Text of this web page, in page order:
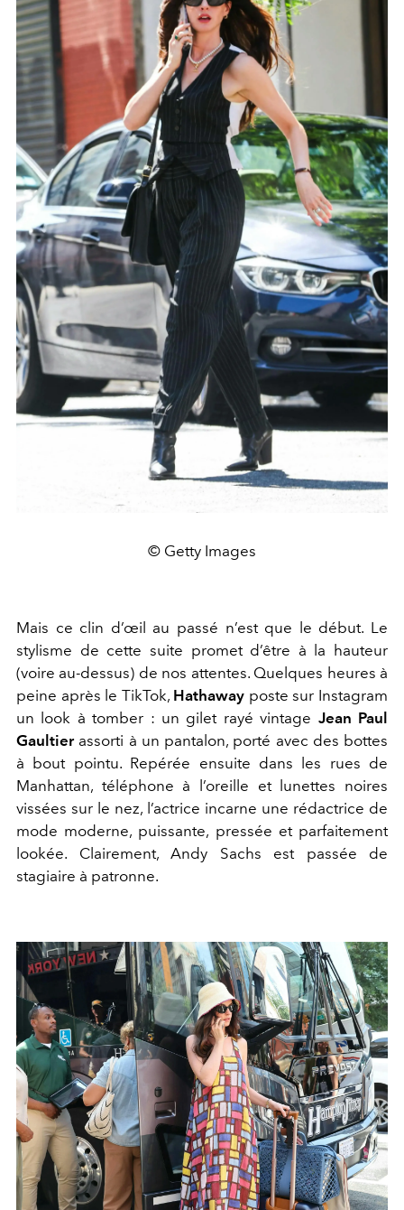
© Getty Images
Mais ce clin d’œil au passé n’est que le début. Le
stylisme de cette suite promet d’être à la hauteur
(voire au-dessus) de nos attentes. Quelques heures à
peine après le TikTok, Hathaway poste sur Instagram
un look à tomber : un gilet rayé vintage Jean Paul
Gaultierassorti à un pantalon, porté avec des bottes
à bout pointu. Repérée ensuite dans les rues de
Manhattan, téléphone à l’oreille et lunettes noires
vissées sur le nez, l’actrice incarne une rédactrice de
mode moderne, puissante, pressée et parfaitement
lookée. Clairement, Andy Sachs est passée de
stagiaire à patronne.